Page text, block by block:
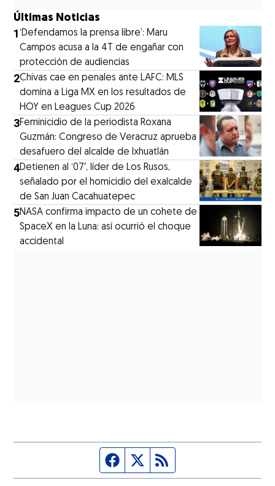
Últimas Noticias
1‘Defendamos la prensa libre’: Maru
Campos acusa a la 4T de engañar con
protección de audiencias
2Chivas cae en penales ante LAFC: MLS
domina a Liga MX en los resultados de
HOY en Leagues Cup 2026
3Feminicidio de la periodista Roxana
Guzmán: Congreso de Veracruz aprueba
desafuero del alcalde de Ixhuatlán
4Detienen al ‘07′, líder de Los Rusos,
señalado por el homicidio del exalcalde
de San Juan Cacahuatepec
5NASA confirma impacto de un cohete de
SpaceX en la Luna: así ocurrió el choque
accidental
Página de Facebook
Fuente Twitter